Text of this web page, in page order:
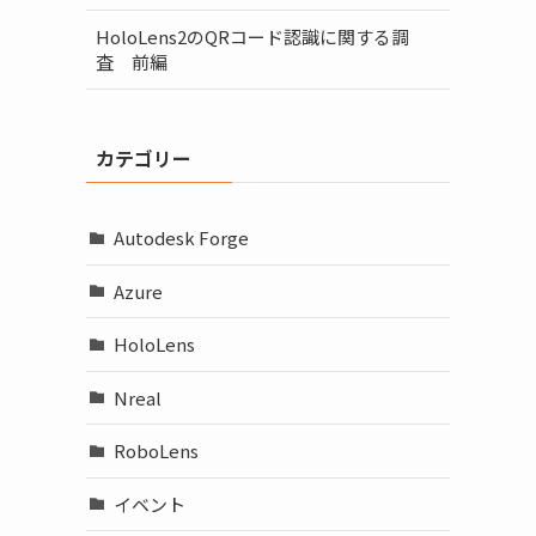
HoloLens2のQRコード認識に関する調
査 前編
カテゴリー
Autodesk Forge
Azure
HoloLens
Nreal
RoboLens
イベント